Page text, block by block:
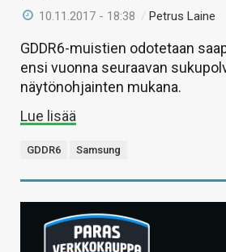
10.11.2017 - 18:38 /Petrus Laine
GDDR6-muistien odotetaan
ensi vuonna seuraavan
näytönohjainten mukana.
Lue lisää
GDDR6 Samsung